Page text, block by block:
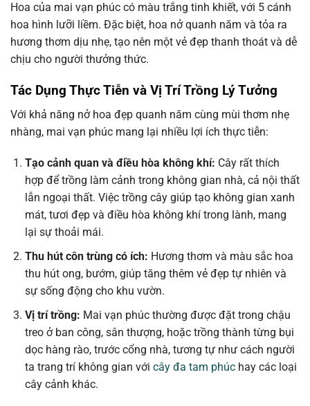
Hoa của mai vạn phúc có màu trắng tinh khiết, với 5 cánh
hoa hình lưỡi liềm. Đặc biệt, hoa nở quanh năm và tỏa ra
hương thơm dịu nhẹ, tạo nên một vẻ đẹp thanh thoát và dễ
chịu cho người thưởng thức.
Tác Dụng Thực Tiễn và Vị Trí Trồng Lý Tưởng
Với khả năng nở hoa đẹp quanh năm cùng mùi thơm nhẹ
nhàng, mai vạn phúc mang lại nhiều lợi ích thực tiễn:
Tạo cảnh quan và điều hòa không khí: Cây rất thích
hợp để trồng làm cảnh trong không gian nhà, cả nội thất
lẫn ngoại thất. Việc trồng cây giúp tạo không gian xanh
mát, tươi đẹp và điều hòa không khí trong lành, mang
lại sự thoải mái.
Thu hút côn trùng có ích: Hương thơm và màu sắc hoa
thu hút ong, bướm, giúp tăng thêm vẻ đẹp tự nhiên và
sự sống động cho khu vườn.
Vị trí trồng: Mai vạn phúc thường được đặt trong chậu
treo ở ban công, sân thượng, hoặc trồng thành từng bụi
dọc hàng rào, trước cổng nhà, tương tự như cách người
ta trang trí không gian với cây đa tam phúchay các loại
cây cảnh khác.